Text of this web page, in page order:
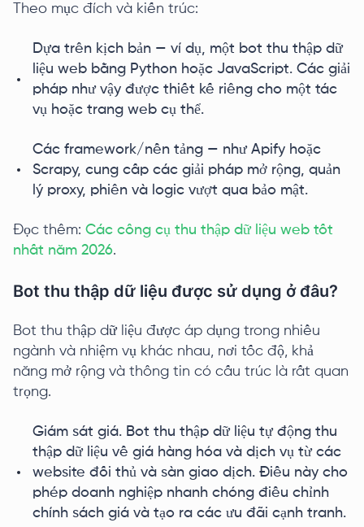
Theo mục đích và kiến trúc:
Dựa trên kịch bản — ví dụ, một bot thu thập dữ
liệu web bằng Python hoặc JavaScript. Các giải
pháp như vậy được thiết kế riêng cho một tác
vụ hoặc trang web cụ thể.
Các framework/nền tảng — như Apify hoặc
Scrapy, cung cấp các giải pháp mở rộng, quản
lý proxy, phiên và logic vượt qua bảo mật.
Đọc thêm: Các công cụ thu thập dữ liệu web tốt
nhất năm 2026.
Bot thu thập dữ liệu được sử dụng ở đâu?
Bot thu thập dữ liệu được áp dụng trong nhiều
ngành và nhiệm vụ khác nhau, nơi tốc độ, khả
năng mở rộng và thông tin có cấu trúc là rất quan
trọng.
Giám sát giá. Bot thu thập dữ liệu tự động thu
thập dữ liệu về giá hàng hóa và dịch vụ từ các
website đối thủ và sàn giao dịch. Điều này cho
phép doanh nghiệp nhanh chóng điều chỉnh
chính sách giá và tạo ra các ưu đãi cạnh tranh.